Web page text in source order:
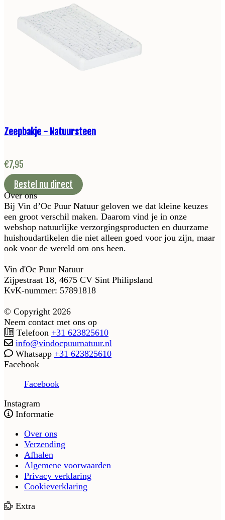
Zeepbakje - Natuursteen
€7,95
Bestel nu direct
Over ons
Bij Vin d’Oc Puur Natuur geloven we dat kleine keuzes
een groot verschil maken. Daarom vind je in onze
webshop natuurlijke verzorgingsproducten en duurzame
huishoudartikelen die niet alleen goed voor jou zijn, maar
ook voor de wereld om ons heen.
Vin d'Oc Puur Natuur
Zijpestraat 18, 4675 CV Sint Philipsland
KvK-nummer: 57891818
© Copyright 2026
Neem contact met ons op
Telefoon +31 623825610
info@vindocpuurnatuur.nl
Whatsapp +31 623825610
Facebook
Facebook
Instagram
Informatie
Over ons
Verzending
Afhalen
Algemene voorwaarden
Privacy verklaring
Cookieverklaring
Extra